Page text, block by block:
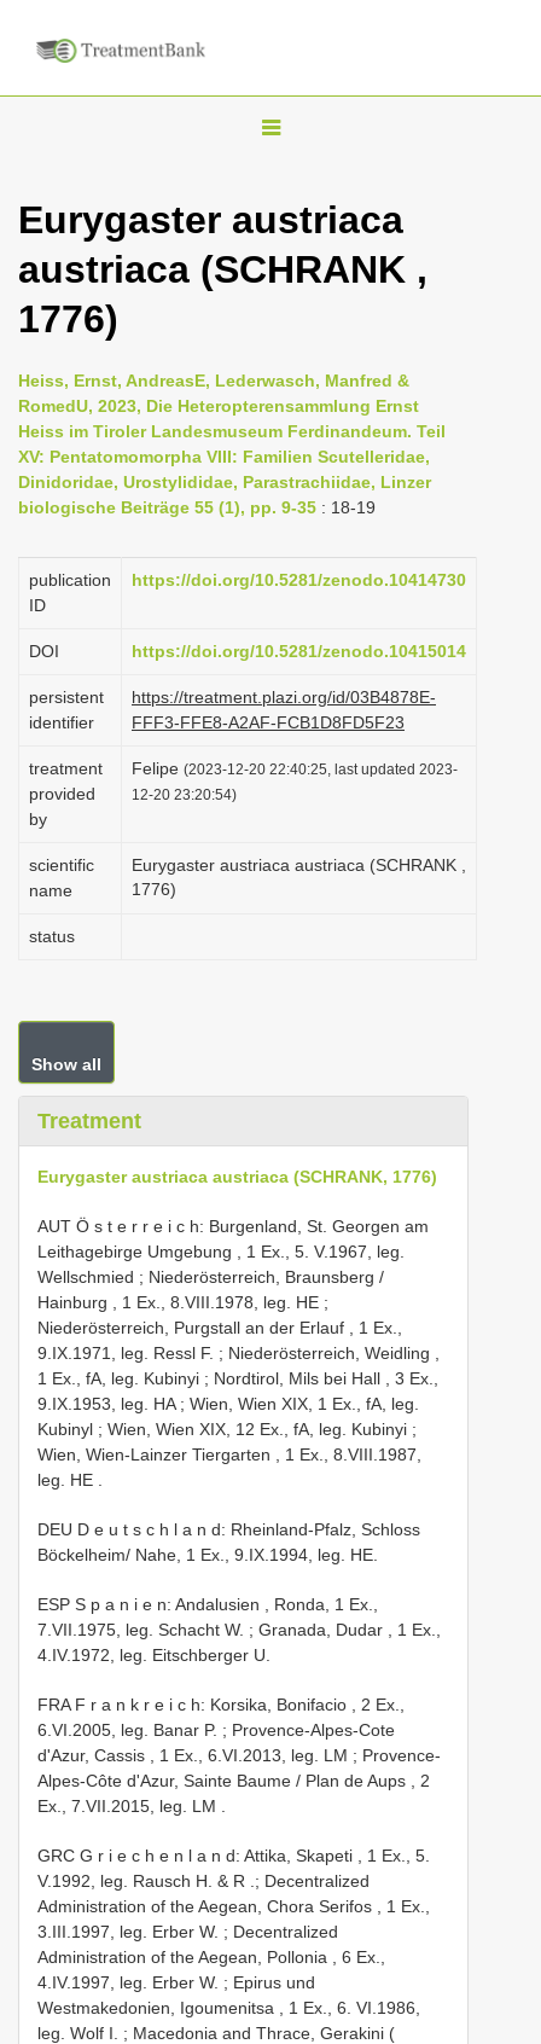
T
g
l
v
i
g
a
Eurygaster austriaca
austriaca (SCHRANK ,
1776)
Heiss, Ernst, AndreasE, Lederwasch, Manfred &
RomedU, 2023, Die Heteropterensammlung Ernst
Heiss im Tiroler Landesmuseum Ferdinandeum. Teil
XV: Pentatomomorpha VIII: Familien Scutelleridae,
Dinidoridae, Urostylididae, Parastrachiidae, Linzer
biologische Beiträge 55 (1), pp. 9-35 : 18-19
publication
ID
https://doi.org/10.5281/zenodo.10414730
DOI https://doi.org/10.5281/zenodo.10415014
persistent
identifier
https://treatment.plazi.org/id/03B4878E-
FFF3-FFE8-A2AF-FCB1D8FD5F23
treatment
provided
by
Felipe (2023-12-20 22:40:25, last updated 2023-
12-20 23:20:54)
scientific
name
Eurygaster austriaca austriaca (SCHRANK ,
1776)
status
Show all
Treatment
Eurygaster austriaca austriaca (SCHRANK, 1776)
AUT Ö s t e r r e i c h: Burgenland, St. Georgen am
Leithagebirge Umgebung , 1 Ex., 5. V.1967, leg.
Wellschmied ; Niederösterreich, Braunsberg /
Hainburg , 1 Ex., 8.VIII.1978, leg. HE ;
Niederösterreich, Purgstall an der Erlauf , 1 Ex.,
9.IX.1971, leg. Ressl F. ; Niederösterreich, Weidling ,
1 Ex., fA, leg. Kubinyi ; Nordtirol, Mils bei Hall , 3 Ex.,
9.IX.1953, leg. HA; Wien, Wien XIX, 1 Ex., fA, leg.
Kubinyl ; Wien, Wien XIX, 12 Ex., fA, leg. Kubinyi ;
Wien, Wien-Lainzer Tiergarten , 1 Ex., 8.VIII.1987,
leg. HE
DEU D e u t s c h l a n d: Rheinland-Pfalz, Schloss
Böckelheim/ Nahe, 1 Ex., 9.IX.1994, leg. HE.
ESP S p a n i e n: Andalusien , Ronda, 1 Ex.,
7.VII.1975, leg. Schacht W. ; Granada, Dudar , 1 Ex.,
4.IV.1972, leg. Eitschberger U.
FRA F r a n k r e i c h: Korsika, Bonifacio , 2 Ex.,
6.VI.2005, leg. Banar P. ; Provence-Alpes-Cote
d'Azur, Cassis , 1 Ex., 6.VI.2013, leg. LM ; Provence-
Alpes-Côte d'Azur, Sainte Baume / Plan de Aups , 2
Ex., 7.VII.2015, leg. LM
GRC G r i e c h e n l a n d: Attika, Skapeti , 1 Ex., 5.
V.1992, leg. Rausch H. & R .; Decentralized
Administration of the Aegean, Chora Serifos , 1 Ex.,
3.III.1997, leg. Erber W. ; Decentralized
Administration of the Aegean, Pollonia , 6 Ex.,
4.IV.1997, leg. Erber W. ; Epirus und
Westmakedonien, Igoumenitsa , 1 Ex., 6. VI.1986,
leg. Wolf I.
; Macedonia and Thrace, Gerakini (